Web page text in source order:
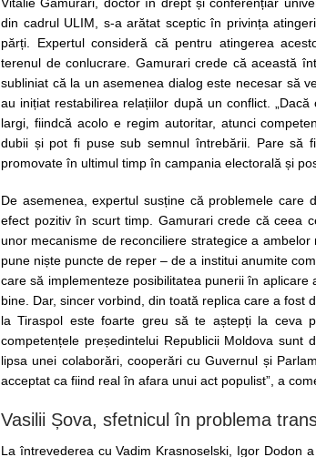
din cadrul ULIM, s-a arătat sceptic în privința
părți. Expertul consideră că pentru atingerea
terenul de conlucrare. Gamurari crede că această
subliniat că la un asemenea dialog este necesar să
au inițiat restabilirea relațiilor după un conflict.
largi, fiindcă acolo e regim autoritar, atunci
dubii și pot fi puse sub semnul întrebării. Pare să
promovate în ultimul timp în campania electorală și
De asemenea, expertul susține că problemele care
efect pozitiv în scurt timp. Gamurari crede că ceea
unor mecanisme de reconciliere strategice a
pune niște puncte de reper – de a institui anumite
care să implementeze posibilitatea punerii în
bine. Dar, sincer vorbind, din toată replica care a fost
la Tiraspol este foarte greu să te aștepți la ceva
competențele președintelui Republicii Moldova sunt
lipsa unei colaborări, cooperări cu Guvernul și
acceptat ca fiind real în afara unui act populist”, a
Vasilii Șova, sfetnicul în problema
La întrevederea cu Vadim Krasnoselski, Igor Dodon